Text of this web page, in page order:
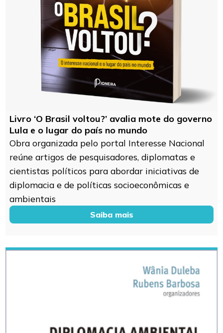
Livro ‘O Brasil voltou?’ avalia mote do governo
Lula e o lugar do país no mundo
Obra organizada pelo portal Interesse Nacional
reúne artigos de pesquisadores, diplomatas e
cientistas políticos para abordar iniciativas de
diplomacia e de políticas socioeconômicas e
ambientais
Saiba mais